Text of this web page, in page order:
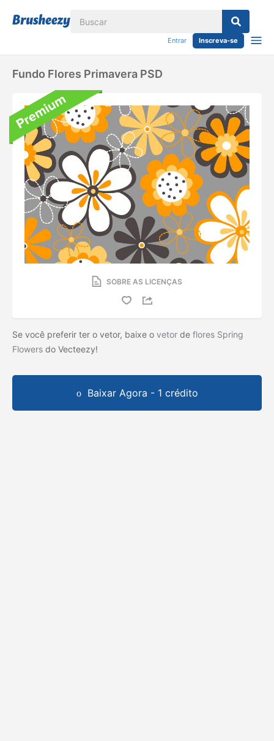
Entrar Inscreva-se
Fundo Flores Primavera PSD
SOBRE AS LICENÇAS
Se você preferir ter o vetor, baixe o vetor de flores Spring
Flowers do Vecteezy!
Baixar Agora - 1 crédito